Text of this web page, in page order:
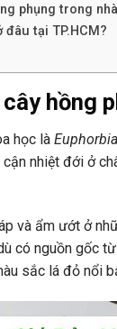
phụng trong nhà
đâu tại TP.HCM?
hồng
học là
nhiệt đới ở
và ẩm ướt ở
có nguồn gốc
sắc lá đỏ nổi